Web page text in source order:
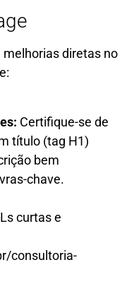
diretas no
Certifique-se de
título (tag H1)
bem
chave.
curtas e
consultoria-